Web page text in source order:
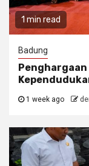
1 min read
Badung
1 week ago